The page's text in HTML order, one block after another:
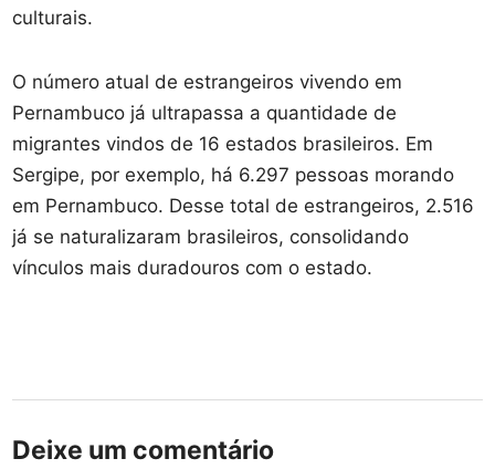
culturais.
O número atual de estrangeiros vivendo em
Pernambuco já ultrapassa a quantidade de
migrantes vindos de 16 estados brasileiros. Em
Sergipe, por exemplo, há 6.297 pessoas morando
em Pernambuco. Desse total de estrangeiros, 2.516
já se naturalizaram brasileiros, consolidando
vínculos mais duradouros com o estado.
Deixe um comentário